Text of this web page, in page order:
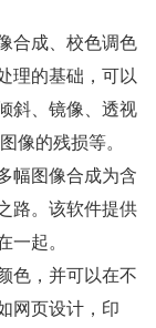
合成、校色调色
理的基础，可以
斜、镜像、透视
像的残损等。
幅图像合成为含
路。该软件提供
一起。
色，并可以在不
网页设计，印